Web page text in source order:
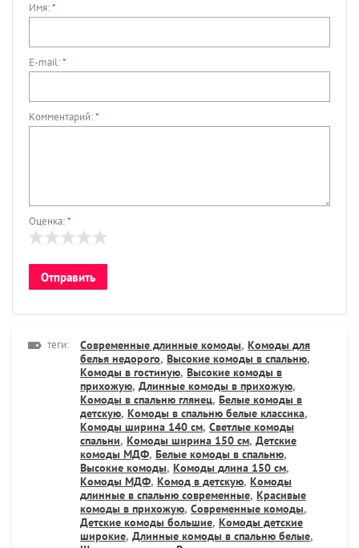
Имя:*
E-mail:*
Комментарий:*
Оценка:*
теги: Современные длинные комоды, Комоды для
белья недорого, Высокие комоды в спальню,
Комоды в гостиную, Высокие комоды в
прихожую, Длинные комоды в прихожую,
Комоды в спальню глянец, Белые комоды в
детскую, Комоды в спальню белые классика,
Комоды ширина 140 см, Светлые комоды
спальни, Комоды ширина 150 см, Детские
комоды МДФ, Белые комоды в спальню,
Высокие комоды, Комоды длина 150 см,
Комоды МДФ, Комод в детскую, Комоды
длинные в спальню современные, Красивые
комоды в прихожую, Современные комоды,
Детские комоды большие, Комоды детские
широкие, Длинные комоды в спальню белые,